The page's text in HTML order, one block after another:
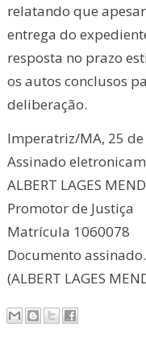
relatando que
entrega do
resposta no prazo
os autos conclusos
deliberação.
Imperatriz/MA, 25
Assinado
ALBERT LAGES
Promotor de Justiça
Matrícula 1060078
Documento
(ALBERT LAGES